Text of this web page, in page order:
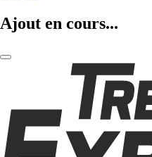
Ajout en cours...